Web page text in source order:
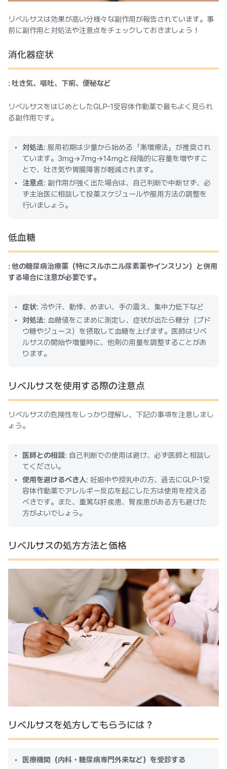
リベルサスは効果が高い分様々な副作用が報告されています。事
前に副作用と対処法や注意点をチェックしておきましょう！
消化器症状
: 吐き気、嘔吐、下痢、便秘など
リベルサスをはじめとしたGLP-1受容体作動薬で最もよく見られ
る副作用です。
対処法: 服用初期は少量から始める「漸増療法」が推奨され
ています。3mg→7mg→14mgと段階的に容量を増やすこ
とで、吐き気や胃腸障害が軽減されます。
注意点: 副作用が強く出た場合は、自己判断で中断せず、必
ず主治医に相談して投薬スケジュールや服用方法の調整を
行いましょう。
低血糖
: 他の糖尿病治療薬（特にスルホニル尿素薬やインスリン）と併用
する場合に注意が必要です。
症状: 冷や汗、動悸、めまい、手の震え、集中力低下など
対処法: 血糖値をこまめに測定し、症状が出たら糖分（ブド
ウ糖やジュース）を摂取して血糖を上げます。医師はリベ
ルサスの開始や増量時に、他剤の用量を調整することがあ
ります。
リベルサスを使用する際の注意点
リベルサスの危険性をしっかり理解し、下記の事項を注意しまし
ょう。
医師との相談: 自己判断での使用は避け、必ず医師と相談し
てください。
使用を避けるべき人: 妊娠中や授乳中の方、過去にGLP-1受
容体作動薬でアレルギー反応を起こした方は使用を控える
べきです。また、重篤な肝疾患、腎疾患がある方も避けた
方がよいでしょう。
リベルサスの処方方法と価格
リベルサスを処方してもらうには？
医療機関（内科・糖尿病専門外来など）を受診する